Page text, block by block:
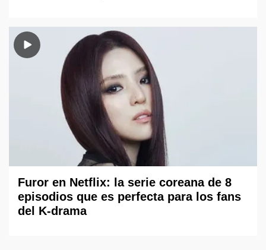
Furor en Netflix: la serie coreana de 8
episodios que es perfecta para los fans
del K-drama